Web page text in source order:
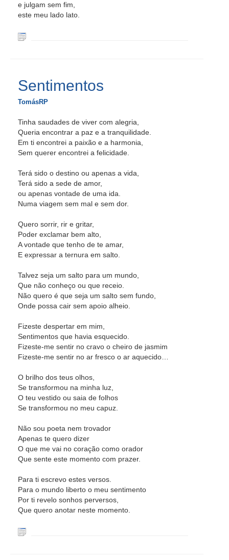
e julgam sem fim,
este meu lado lato.
Sentimentos
TomásRP
Tinha saudades de viver com alegria,
Queria encontrar a paz e a tranquilidade.
Em ti encontrei a paixão e a harmonia,
Sem querer encontrei a felicidade.
Terá sido o destino ou apenas a vida,
Terá sido a sede de amor,
ou apenas vontade de uma ida.
Numa viagem sem mal e sem dor.
Quero sorrir, rir e gritar,
Poder exclamar bem alto,
A vontade que tenho de te amar,
E expressar a ternura em salto.
Talvez seja um salto para um mundo,
Que não conheço ou que receio.
Não quero é que seja um salto sem fundo,
Onde possa cair sem apoio alheio.
Fizeste despertar em mim,
Sentimentos que havia esquecido.
Fizeste-me sentir no cravo o cheiro de jasmim
Fizeste-me sentir no ar fresco o ar aquecido…
O brilho dos teus olhos,
Se transformou na minha luz,
O teu vestido ou saia de folhos
Se transformou no meu capuz.
Não sou poeta nem trovador
Apenas te quero dizer
O que me vai no coração como orador
Que sente este momento com prazer.
Para ti escrevo estes versos.
Para o mundo liberto o meu sentimento
Por ti revelo sonhos perversos,
Que quero anotar neste momento.